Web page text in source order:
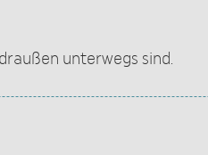
unterwegs sind.